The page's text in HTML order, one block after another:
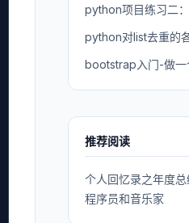
python项目练习二
python对list去重的
bootstrap入门-做一
推荐阅读
个人回忆录之年度总
程序员和音乐家